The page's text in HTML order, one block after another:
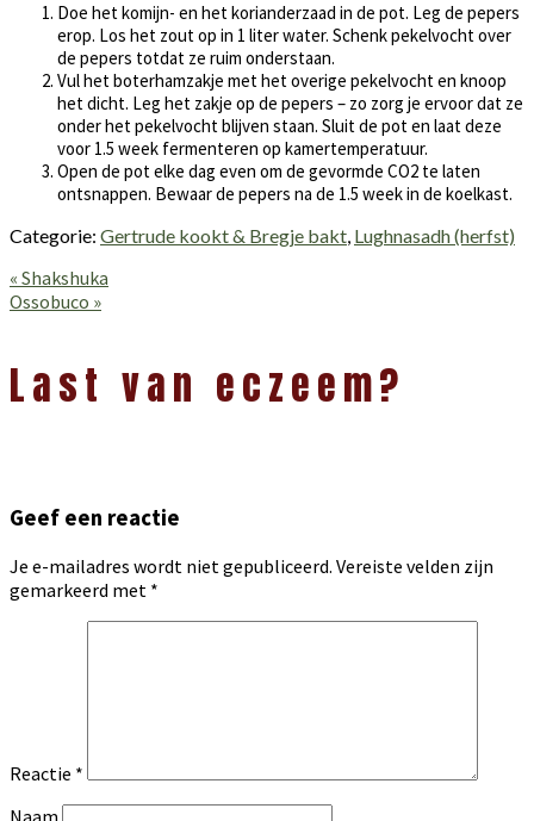
Doe het komijn- en het korianderzaad in de pot. Leg de pepers
erop. Los het zout op in 1 liter water. Schenk pekelvocht over
de pepers totdat ze ruim onderstaan.
Vul het boterhamzakje met het overige pekelvocht en knoop
het dicht. Leg het zakje op de pepers – zo zorg je ervoor dat ze
onder het pekelvocht blijven staan. Sluit de pot en laat deze
voor 1.5 week fermenteren op kamertemperatuur.
Open de pot elke dag even om de gevormde CO2 te laten
ontsnappen. Bewaar de pepers na de 1.5 week in de koelkast.
Categorie: Gertrude kookt & Bregje bakt, Lughnasadh (herfst)
Vorig
bericht:
« Shakshuka
Volgend
Ossobuco »
Interacties
Last van eczeem?
Geef een reactie
Je e-mailadres wordt niet gepubliceerd. Vereiste velden zijn
gemarkeerd met *
Reactie *
Naam